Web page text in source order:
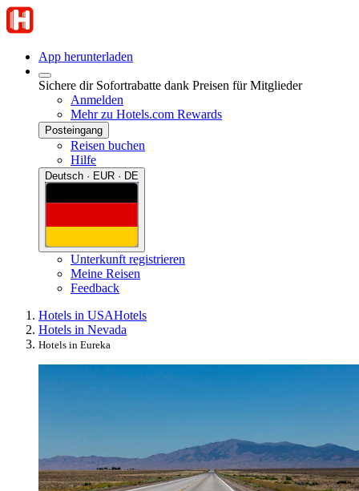
App herunterladen
Sichere dir Sofortrabatte dank Preisen für Mitglieder
Anmelden
Mehr zu Hotels.com Rewards
Posteingang
Reisen buchen
Hilfe
Deutsch · EUR · DE
Unterkunft registrieren
Meine Reisen
Feedback
Hotels in USAHotels
Hotels in Nevada
Hotels in Eureka